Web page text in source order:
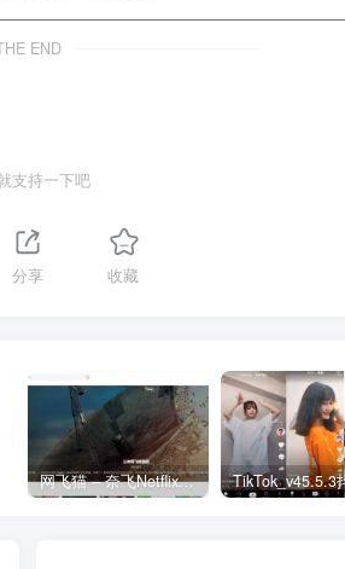
END
支持一下吧
分享 收藏
网飞猫 – 奈飞Netflix免费看